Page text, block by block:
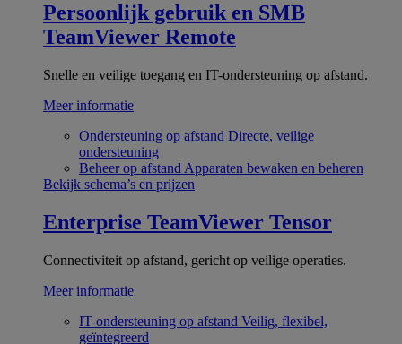
Persoonlijk gebruik en SMB
TeamViewer Remote
Snelle en veilige toegang en IT-ondersteuning op afstand.
Meer informatie
Ondersteuning op afstand Directe, veilige
ondersteuning
Beheer op afstand Apparaten bewaken en beheren
Bekijk schema’s en prijzen
Enterprise TeamViewer Tensor
Connectiviteit op afstand, gericht op veilige operaties.
Meer informatie
IT-ondersteuning op afstand Veilig, flexibel,
geïntegreerd